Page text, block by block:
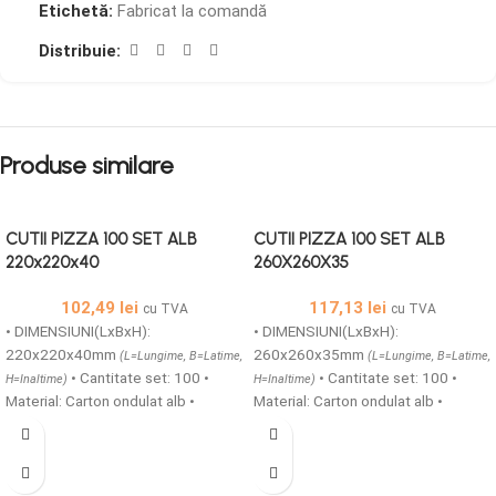
Etichetă: Fabricat la comandă
Distribuie:
Produse similare
CUTII PIZZA 100 SET ALB
220x220x40
102,49 lei cu TVA
• DIMENSIUNI(LxBxH):
220x220x40mm (L=Lungime, B=Latime,
H=Inaltime) • Cantitate set: 100 •
Material: Carton ondulat alb •
Structura carton: microondule
microondule cu o grosime de 1,5
CUTII PIZZA 100 SET ALB
260X260X35
117,13 lei cu TVA
• DIMENSIUNI(LxBxH):
260x260x35mm (L=Lungime, B=Latime,
H=Inaltime) • Cantitate set: 100 •
Material: Carton ondulat alb •
Structura carton: microondule
microondule cu o grosime de 1,5